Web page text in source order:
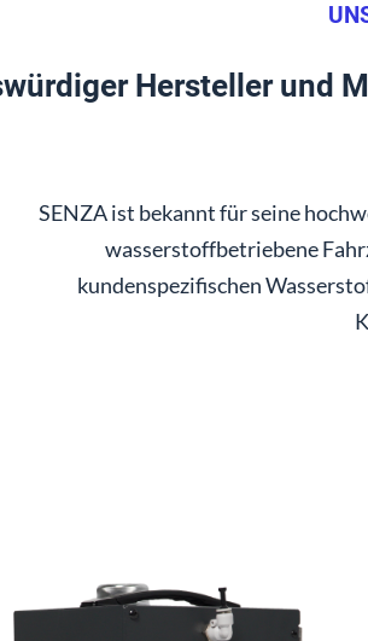
Hersteller und
SENZA ist bekannt für seine
wasserstoffbetriebene
kundenspezifischen